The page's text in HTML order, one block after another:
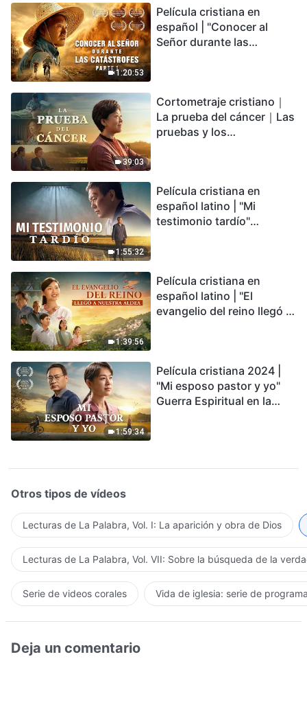
podemos sobrevivir?
1:20:53
Película cristiana en
español | "Conocer al
Señor durante las
encontrarás refugio?
39:03
Cortometraje cristiano｜
La prueba del cáncer｜Las
pruebas y los
1:55:32
Película cristiana en
español latino | "Mi
testimonio tardío"
conmovedor
1:39:56
Película cristiana en
español latino | "El
evangelio del reino llegó a
1:59:34
Película cristiana 2024 |
"Mi esposo pastor y yo"
Guerra Espiritual en la
Otros tipos de vídeos
Lecturas de La Palabra, Vol. I: La aparición y obra de Dios
Lecturas de La Palabra, Vol. VII: Sobre la búsqueda de la
Serie de videos corales Vida de iglesia: serie de
Deja un comentario